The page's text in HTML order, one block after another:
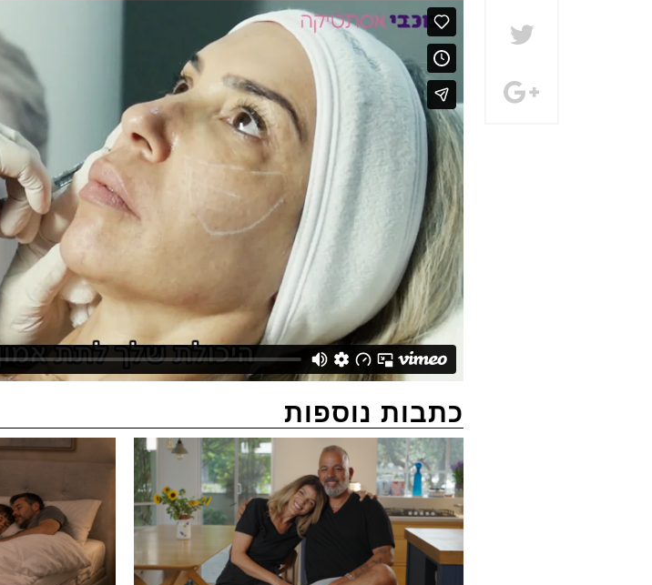
כתבות נוספות